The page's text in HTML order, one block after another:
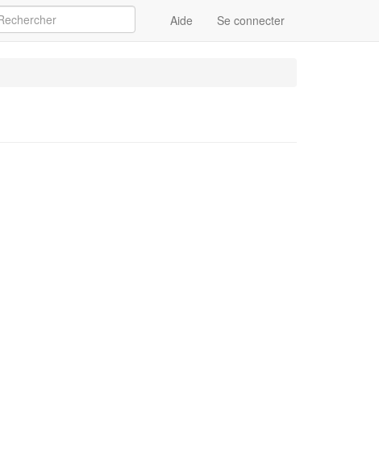
Aide Se connecter